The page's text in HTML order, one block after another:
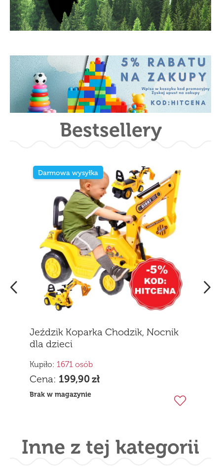
Bestsellery
Darmowa wysyłka
Jeździk Koparka Chodzik, Nocnik
dla dzieci
Kupiło: 1671 osób
Cena: 199,90zł
Brak w magazynie
Inne z tej kategorii